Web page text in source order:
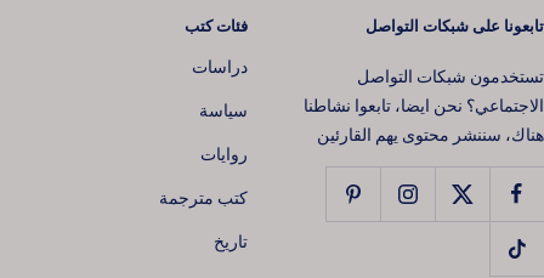
📚 افتح عالمًا من القصص 📖
اشترك في نشرتنا البريدية اليوم واحصل على
تابعونا على شبكات التواصل
تستخدمون شبكات التواصل
الاجتماعي؟ نحن ايضا، تابعوا نشاطنا
هناك، سننشر محتوى يهم القارئين
فئات كتب
دراسات
سياسة
روايات
كتب مترجمة
تاريخ